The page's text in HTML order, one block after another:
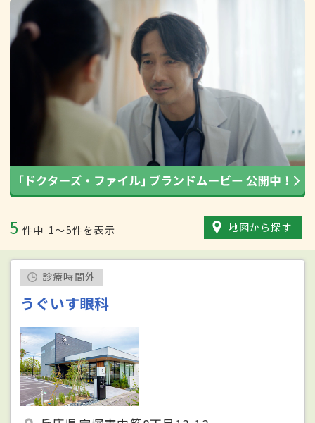
5 件中 1〜5件を表示 地図から探す
診療時間外
うぐいす眼科